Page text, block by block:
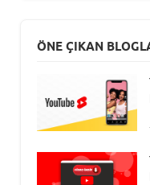
ÖNE ÇIKAN